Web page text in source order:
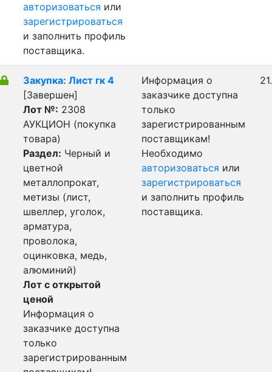
авторизоваться или
зарегистрироваться
и заполнить профиль
поставщика.
Закупка: Лист гк 4
[Завершен]
Лот №: 2308
АУКЦИОН (покупка
товара)
Раздел: Черный и
цветной
металлопрокат,
метизы (лист,
швеллер, уголок,
арматура,
проволока,
оцинковка, медь,
алюминий)
Лот с открытой
ценой
Информация о
заказчике доступна
только
зарегистрированным
Информация о
заказчике доступна
только
зарегистрированным
поставщикам!
Необходимо
авторизоваться или
зарегистрироваться
и заполнить профиль
поставщика.